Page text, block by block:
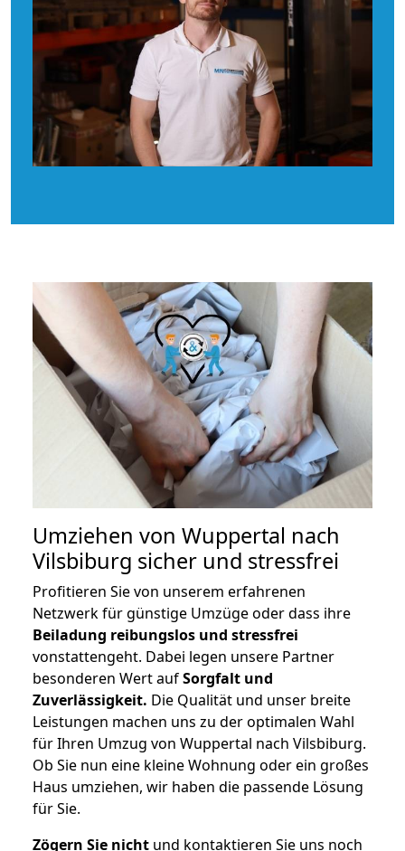
Umziehen von Wuppertal nach
Vilsbiburg sicher und stressfrei
Profitieren Sie von unserem erfahrenen
Netzwerk für günstige Umzüge oder dass ihre
Beiladung reibungslos und stressfrei
vonstattengeht. Dabei legen unsere Partner
besonderen Wert aufSorgfalt und
Zuverlässigkeit. Die Qualität und unser breite
Leistungen machen uns zu der optimalen Wahl
für Ihren Umzug von Wuppertal nach Vilsbiburg.
Ob Sie nun eine kleine Wohnung oder ein großes
Haus umziehen, wir haben die passende Lösung
für Sie.
Zögern Sie nicht und kontaktieren Sie uns noch